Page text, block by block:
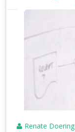
Renate Doering